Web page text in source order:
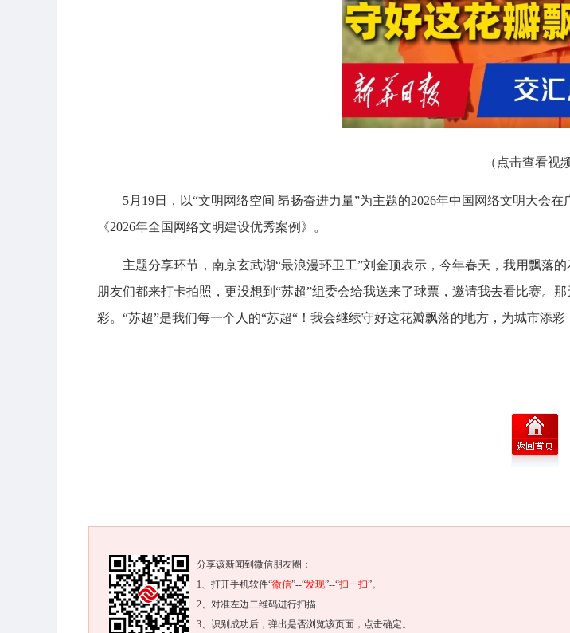
（点击查看视
5月19日，以“文明网络空间 昂扬奋进力量”为主题的2026年中国网络文明大会
《2026年全国网络文明建设优秀案例》。
主题分享环节，南京玄武湖“最浪漫环卫工”刘金顶表示，今年春天，我用飘落
朋友们都来打卡拍照，更没想到“苏超”组委会给我送来了球票，邀请我去看比赛。
彩。“苏超”是我们每一个人的“苏超“！我会继续守好这花瓣飘落的地方，为城市添彩
分享该新闻到微信朋友圈：
1、打开手机软件“微信”--“发现”--“扫一扫”。
2、对准左边二维码进行扫描
3、识别成功后，弹出是否浏览该页面，点击确定。